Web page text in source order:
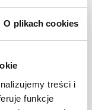
O plikach cookies
treści i
funkcje
smak i
wieloletnim
od
TABASCO®.
świata i